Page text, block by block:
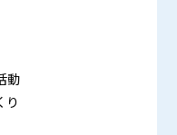
動
り